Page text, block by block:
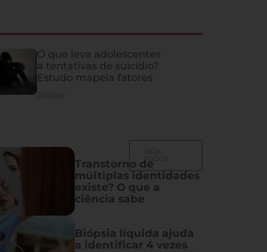
O que leva adolescentes
a tentativas de suicídio?
Estudo mapeia fatores
Acessar
TODOS
Transtorno de
múltiplas identidades
existe? O que a
ciência sabe
Biópsia líquida ajuda
a identificar 4 vezes